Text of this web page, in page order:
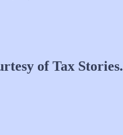
of Tax Stories.